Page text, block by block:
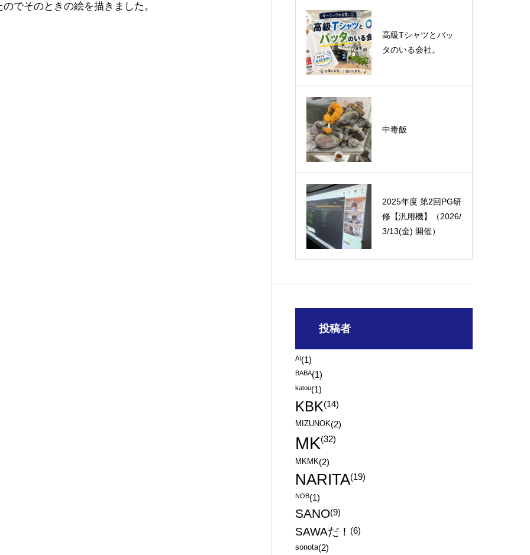
でそのときの絵を描きました。
高級Tシャツとバッ
タのいる会社。
中毒飯
2025年度 第2回PG研
修【汎用機】（2026/
3/13(金) 開催）
く旅に行って来まし
た！（秋保温泉）
月入社式
投稿者
AI(1)
BABA(1)
katou(1)
KBK(14)
MIZUNOK(2)
MK(32)
MKMK(2)
NARITA(19)
NOB(1)
SANO(9)
SAWAだ！ (6)
sonota(2)